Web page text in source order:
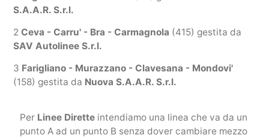
S.A.A.R. S.r.l.
2 Ceva - Carru' - Bra - Carmagnola (415) gestita da
SAV Autolinee S.r.l.
3 Farigliano - Murazzano - Clavesana - Mondovi'
(158) gestita da Nuova S.A.A.R. S.r.l.
Per Linee Diretteintendiamo una linea che va da un
punto A ad un punto B senza dover cambiare mezzo